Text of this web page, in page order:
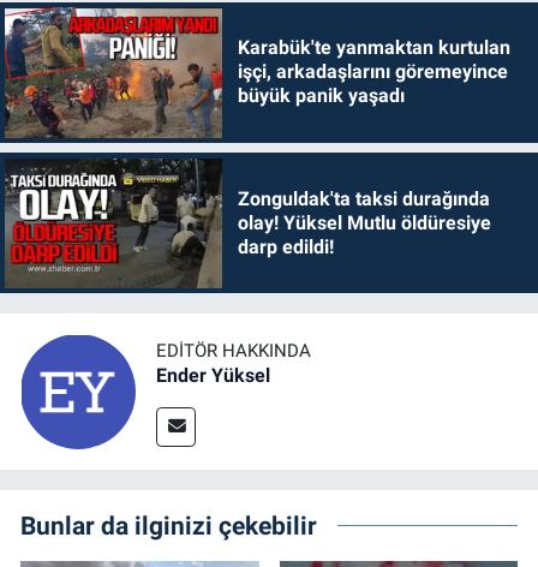
Karabük'te yanmaktan kurtulan
işçi, arkadaşlarını göremeyince
büyük panik yaşadı
Zonguldak'ta taksi durağında
olay! Yüksel Mutlu öldüresiye
darp edildi!
EDITÖR HAKKINDA
Ender Yüksel
Bunlar da ilginizi çekebilir